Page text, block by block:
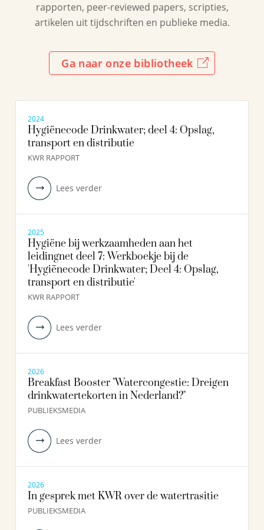
rapporten, peer-reviewed papers, scripties,
artikelen uit tijdschriften en publieke media.
Ga naar onze bibliotheek
2024
Hygiënecode Drinkwater; deel 4: Opslag,
transport en distributie
KWR RAPPORT
Lees verder
2025
Hygiëne bij werkzaamheden aan het
leidingnet deel 7: Werkboekje bij de
'Hygiënecode Drinkwater; Deel 4: Opslag,
transport en distributie'
KWR RAPPORT
Lees verder
2026
Breakfast Booster "Watercongestie: Dreigen
drinkwatertekorten in Nederland?"
PUBLIEKSMEDIA
Lees verder
2026
In gesprek met KWR over de watertrasitie
PUBLIEKSMEDIA